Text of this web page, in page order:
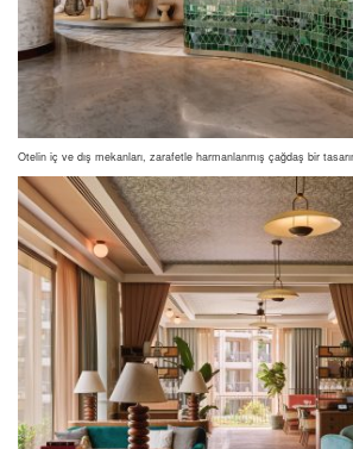
Otelin iç ve dış mekanları, zarafetle harmanlanmış çağdaş bir